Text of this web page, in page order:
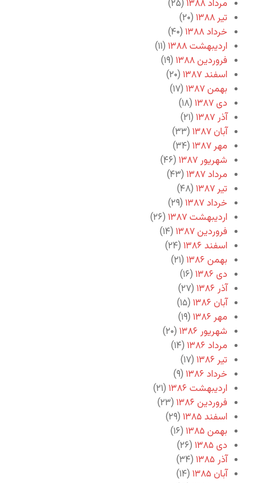
مرداد ۱۳۸۸
(۲۵)
تیر ۱۳۸۸
(۲۰)
خرداد ۱۳۸۸
(۴۰)
اردیبهشت ۱۳۸۸
(۱۱)
فروردین ۱۳۸۸
(۱۹)
اسفند ۱۳۸۷
(۲۰)
بهمن ۱۳۸۷
(۱۷)
دی ۱۳۸۷
(۱۸)
آذر ۱۳۸۷
(۲۱)
آبان ۱۳۸۷
(۳۳)
مهر ۱۳۸۷
(۳۴)
شهریور ۱۳۸۷
(۴۶)
مرداد ۱۳۸۷
(۴۳)
تیر ۱۳۸۷
(۴۸)
خرداد ۱۳۸۷
(۲۹)
اردیبهشت ۱۳۸۷
(۲۶)
فروردین ۱۳۸۷
(۱۴)
اسفند ۱۳۸۶
(۲۴)
بهمن ۱۳۸۶
(۲۱)
دی ۱۳۸۶
(۱۶)
آذر ۱۳۸۶
(۲۷)
آبان ۱۳۸۶
(۱۵)
مهر ۱۳۸۶
(۱۹)
شهریور ۱۳۸۶
(۲۰)
مرداد ۱۳۸۶
(۱۴)
تیر ۱۳۸۶
(۱۷)
خرداد ۱۳۸۶
(۹)
اردیبهشت ۱۳۸۶
(۲۱)
فروردین ۱۳۸۶
(۲۳)
اسفند ۱۳۸۵
(۲۹)
بهمن ۱۳۸۵
(۱۶)
دی ۱۳۸۵
(۲۶)
آذر ۱۳۸۵
(۳۴)
آبان ۱۳۸۵
(۱۴)